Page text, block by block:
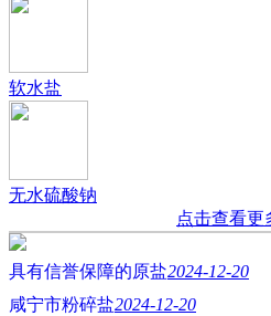
软水盐
无水硫酸钠
点击查看更
具有信誉保障的原盐2024-12-20
咸宁市粉碎盐2024-12-20